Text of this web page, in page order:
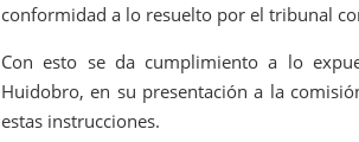
conformidad a lo resuelto por el tribunal
Con esto se da cumplimiento a lo
Huidobro, en su presentación a la
estas instrucciones.